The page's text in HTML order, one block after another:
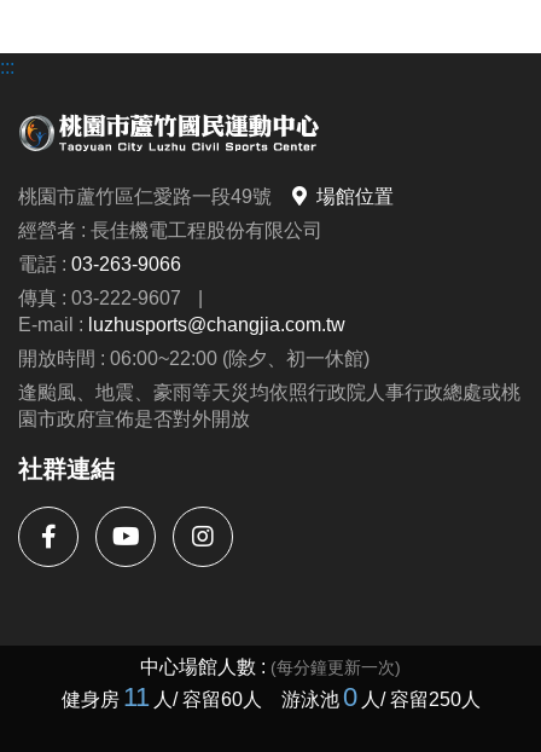
料，領獎則視同同意提供本人資料，可請櫃檯註明僅
- 本活動作業說明蘆竹國民運動中心保有解釋、修正、
盡事宜則以網站公告為主。
洽詢專線 : (03)263-9066 分機114、115
官網 :
https://www.lzsports.com.tw/zh_TW/news/pageID/1/
FB : @桃園市蘆竹國民運動中心
IG : @luzhusports
:::
桃園市蘆竹區仁愛路一段49號
場館位置
經營者 : 長佳機電工程股份有限公司
電話 : 03-263-9066
傳真 : 03-222-9607
|
E-mail : luzhusports@changjia.com.tw
開放時間 : 06:00~22:00 (除夕、初一休館)
逢颱風、地震、豪雨等天災均依照行政院人事行政總處或桃
園市政府宣佈是否對外開放
社群連結